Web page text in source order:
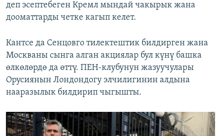
деп эсептебеген Кремл мындай чакырык жана
дооматтарды четке кагып келет.
Кантсе да Сенцовго тилектештик билдирген жана
Москваны сынга алган акциялар бул күнү башка
өлкөлөрдө да өттү. ПЕН-клубунун жазуучулары
Орусиянын Лондондогу элчилигинин алдына
нааразылык билдирип чыгышты.